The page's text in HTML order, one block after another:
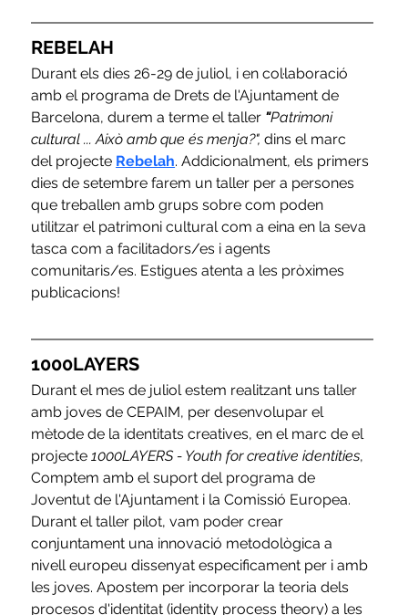
REBELAH
Durant els dies 26-29 de juliol, i en col·laboració
amb el programa de Drets de l'Ajuntament de
Barcelona, ​​durem a terme el taller "Patrimoni
cultural ... Això amb que és menja?", dins el marc
del projecte Rebelah. Addicionalment, els primers
dies de setembre farem un taller per a persones
que treballen amb grups sobre com poden
utilitzar el patrimoni cultural com a eina en la seva
tasca com a facilitadors/es i agents
comunitaris/es. Estigues atenta a les pròximes
publicacions!
1000LAYERS
Durant el mes de juliol estem realitzant uns taller
amb joves de CEPAIM, per desenvolupar el
mètode de la identitats creatives, en el marc de el
projecte 1000LAYERS - Youth for creative identities,
Comptem amb el suport del programa de
Joventut de l'Ajuntament i la Comissió Europea.
Durant el taller pilot, vam poder crear
conjuntament una innovació metodològica a
nivell europeu dissenyat especificament per i amb
les joves. Apostem per incorporar la teoria dels
procesos d'identitat (identity process theory) a les